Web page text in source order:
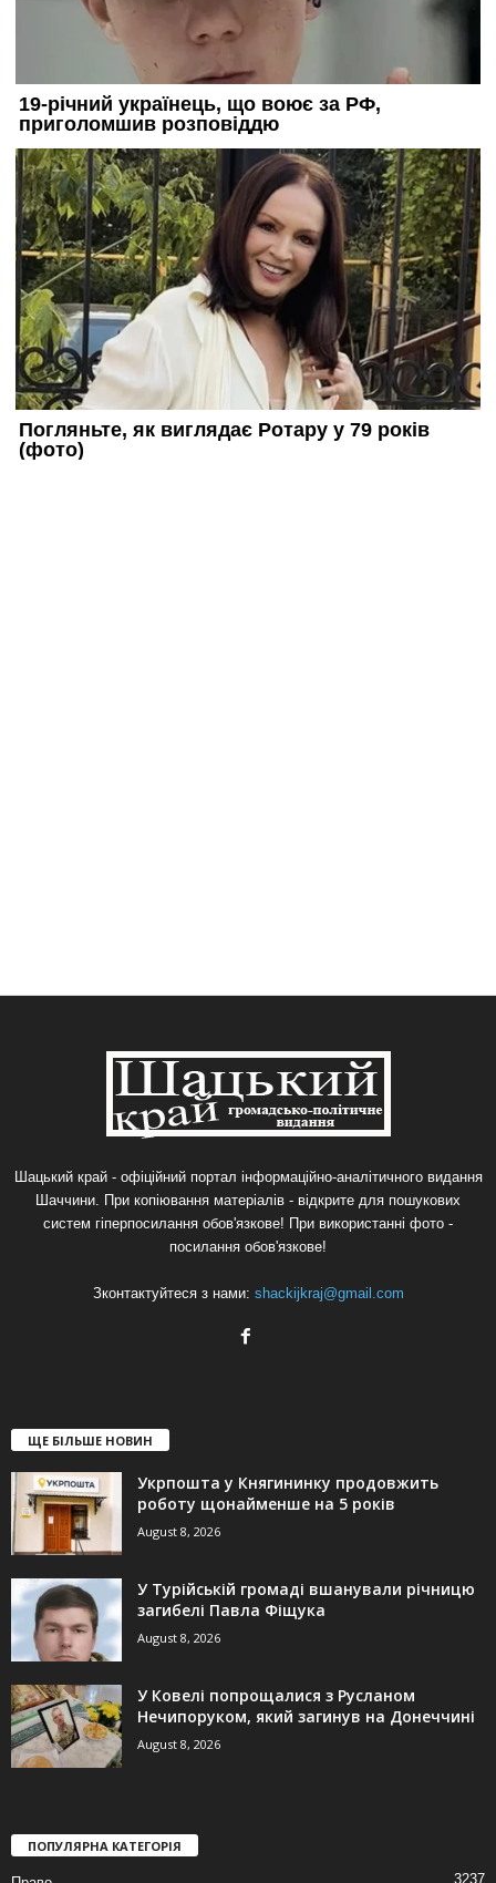
Шацький край - офіційний портал інформаційно-аналітичного видання
Шаччини. При копіювання матеріалів - відкрите для пошукових
систем гіперпосилання обов'язкове! При використанні фото -
посилання обов'язкове!
Зконтактуйтеся з нами: shackijkraj@gmail.com
ЩЕ БІЛЬШЕ НОВИН
Укрпошта у Княгининку продовжить
роботу щонайменше на 5 років
August 8, 2026
У Турійській громаді вшанували річницю
загибелі Павла Фіщука
August 8, 2026
У Ковелі попрощалися з Русланом
Нечипоруком, який загинув на Донеччині
August 8, 2026
ПОПУЛЯРНА КАТЕГОРІЯ
3237